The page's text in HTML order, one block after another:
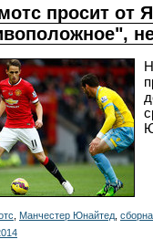
просит от
Манчестер Юнайтед